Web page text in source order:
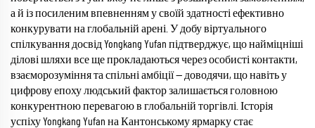
а й із посиленим впевненням у своїй здатності ефективно
конкурувати на глобальній арені. У добу віртуального
спілкування досвід Yongkang Yufan підтверджує, що найміцніші
ділові шляхи все ще прокладаються через особисті контакти,
взаєморозуміння та спільні амбіції — доводячи, що навіть у
цифрову епоху людський фактор залишається головною
конкурентною перевагою в глобальній торгівлі. Історія
успіху Yongkang Yufan на Кантонському ярмарку стає